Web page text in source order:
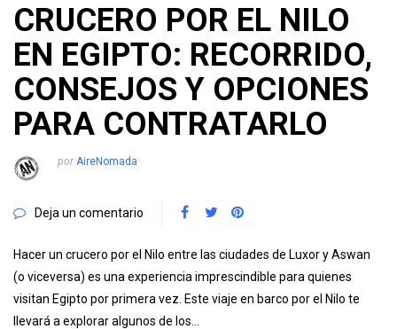
CRUCERO POR EL NILO
EN EGIPTO: RECORRIDO,
CONSEJOS Y OPCIONES
PARA CONTRATARLO
por AireNomada
Deja un comentario
Hacer un crucero por el Nilo entre las ciudades de Luxor y Aswan
(o viceversa) es una experiencia imprescindible para quienes
visitan Egipto por primera vez. Este viaje en barco por el Nilo te
llevará a explorar algunos de los…